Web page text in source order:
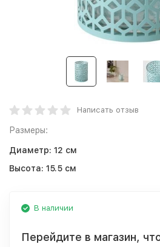
Написать отзыв
Размеры:
Диаметр: 12 см
Высота: 15.5 см
В наличии
Перейдите в магазин,